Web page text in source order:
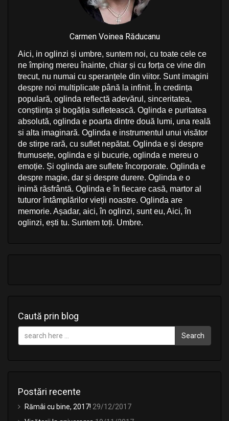
Carmen Voinea Răducanu
Aici, in oglinzi și umbre, suntem noi, cu toate cele ce
ne împing mereu înainte, chiar și cu forța ce vine din
trecut, nu numai cu speranțele din viitor. Sunt imagini
despre noi multiplicate până la infinit. În credința
populară, oglinda reflectă adevărul, sinceritatea,
conștiința și bogăția sufletească. Oglinda e puritatea
absolută, oglinda e poarta dintre două lumi, una reală
si alta imaginară. Oglinda e instrumentul unui visător
de stirpe rară, cu suflet nepătat. Oglinda e și despre
frumusețe, oglinda e și bucurie, oglinda e mereu o
emoție. Și oglinda are suflete încorporate. Oglinda e
despre magie, dar și despre durere. Oglinda e o
inimă răsfrântă. Oglinda e în fiecare casă, martor al
tuturor întâmplărilor vieții noastre. Oglinda are
memorie. Așadar, aici, în oglinzi, sunt eu, Aici, în
oglinzi, ești tu. Suntem toți. Umbre.
Caută prin blog
Search
Postări recente
Rămâi cu bine, 2017! 29/12/2017